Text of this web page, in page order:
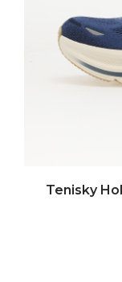
Tenisky